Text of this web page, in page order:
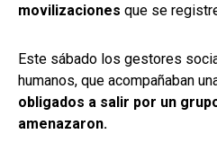
movilizaciones que se
Este sábado los gestores
humanos, que acompañaban
obligados a salir por un
amenazaron.